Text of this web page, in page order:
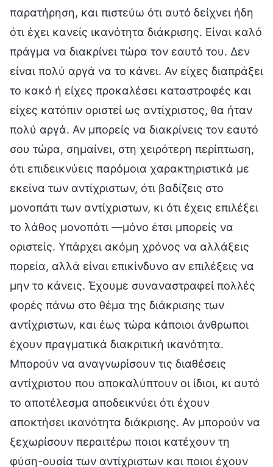
παρατήρηση, και πιστεύω ότι αυτό δείχνει ήδη
ότι έχει κανείς ικανότητα διάκρισης. Είναι καλό
πράγμα να διακρίνει τώρα τον εαυτό του. Δεν
είναι πολύ αργά να το κάνει. Αν είχες διαπράξει
το κακό ή είχες προκαλέσει καταστροφές και
είχες κατόπιν οριστεί ως αντίχριστος, θα ήταν
πολύ αργά. Αν μπορείς να διακρίνεις τον εαυτό
σου τώρα, σημαίνει, στη χειρότερη περίπτωση,
ότι επιδεικνύεις παρόμοια χαρακτηριστικά με
εκείνα των αντίχριστων, ότι βαδίζεις στο
μονοπάτι των αντίχριστων, κι ότι έχεις επιλέξει
το λάθος μονοπάτι —μόνο έτσι μπορείς να
οριστείς. Υπάρχει ακόμη χρόνος να αλλάξεις
πορεία, αλλά είναι επικίνδυνο αν επιλέξεις να
μην το κάνεις. Έχουμε συναναστραφεί πολλές
φορές πάνω στο θέμα της διάκρισης των
αντίχριστων, και έως τώρα κάποιοι άνθρωποι
έχουν πραγματικά διακριτική ικανότητα.
Μπορούν να αναγνωρίσουν τις διαθέσεις
αντίχριστου που αποκαλύπτουν οι ίδιοι, κι αυτό
το αποτέλεσμα αποδεικνύει ότι έχουν
αποκτήσει ικανότητα διάκρισης. Αν μπορούν να
ξεχωρίσουν περαιτέρω ποιοι κατέχουν τη
φύση-ουσία των αντίχριστων και ποιοι έχουν